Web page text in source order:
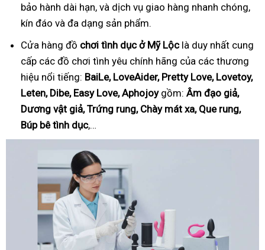
bảo hành dài hạn, và dịch vụ giao hàng nhanh chóng,
kín đáo và đa dạng sản phẩm.
Cửa hàng đồ chơi tình dục ở Mỹ Lộclà duy nhất cung
cấp các đồ chơi tình yêu chính hãng của các thương
hiệu nổi tiếng: BaiLe, LoveAider, Pretty Love, Lovetoy,
Leten, Dibe, Easy Love, Aphojoygồm: Âm đạo giả,
Dương vật giả, Trứng rung, Chày mát xa, Que rung,
Búp bê tình dục,…